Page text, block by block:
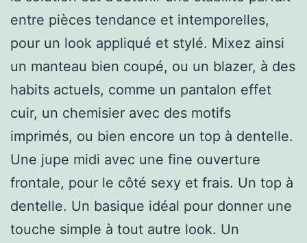
entre pièces tendance et intemporelles,
pour un look appliqué et stylé. Mixez ainsi
un manteau bien coupé, ou un blazer, à des
habits actuels, comme un pantalon effet
cuir, un chemisier avec des motifs
imprimés, ou bien encore un top à dentelle.
Une jupe midi avec une fine ouverture
frontale, pour le côté sexy et frais. Un top à
dentelle. Un basique idéal pour donner une
touche simple à tout autre look. Un